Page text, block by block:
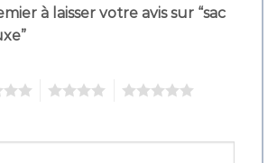
à laisser votre avis sur “sac